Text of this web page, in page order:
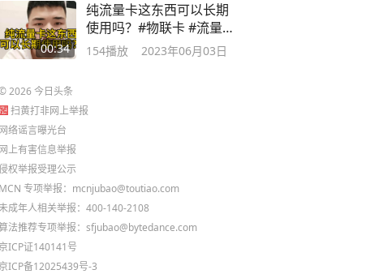
00:34
纯流量卡这东西可以长期
使用吗？#物联卡 #流量卡
避坑指南
154播放 2023年06月03日
2026今日头条
扫黄打非网上举报
网络谣言曝光台
网上有害信息举报
权举报受理公示
MCN 专项举报：mcnjubao@toutiao.com
成年人相关举报：400-140-2108
法推荐专项举报：sfjubao@bytedance.com
京ICP证140141号
京ICP备12025439号-3